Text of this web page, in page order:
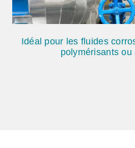
Idéal pour les fluides
polymérisants ou